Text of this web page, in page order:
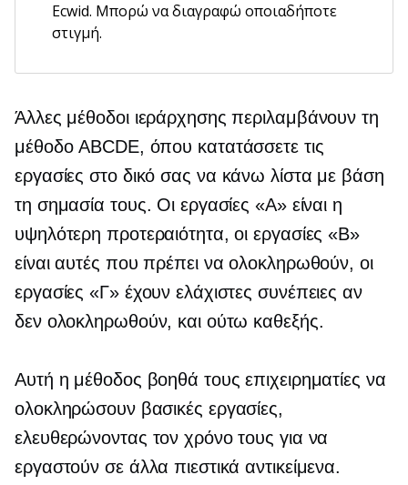
Ecwid. Μπορώ να διαγραφώ οποιαδήποτε
στιγμή.
Άλλες μέθοδοι ιεράρχησης περιλαμβάνουν τη
μέθοδο ABCDE, όπου κατατάσσετε τις
εργασίες στο δικό σας να κάνω λίστα με βάση
τη σημασία τους. Οι εργασίες «Α» είναι η
υψηλότερη προτεραιότητα, οι εργασίες «Β»
είναι αυτές που πρέπει να ολοκληρωθούν, οι
εργασίες «Γ» έχουν ελάχιστες συνέπειες αν
δεν ολοκληρωθούν, και ούτω καθεξής.
Αυτή η μέθοδος βοηθά τους επιχειρηματίες να
ολοκληρώσουν βασικές εργασίες,
ελευθερώνοντας τον χρόνο τους για να
εργαστούν σε άλλα πιεστικά αντικείμενα.